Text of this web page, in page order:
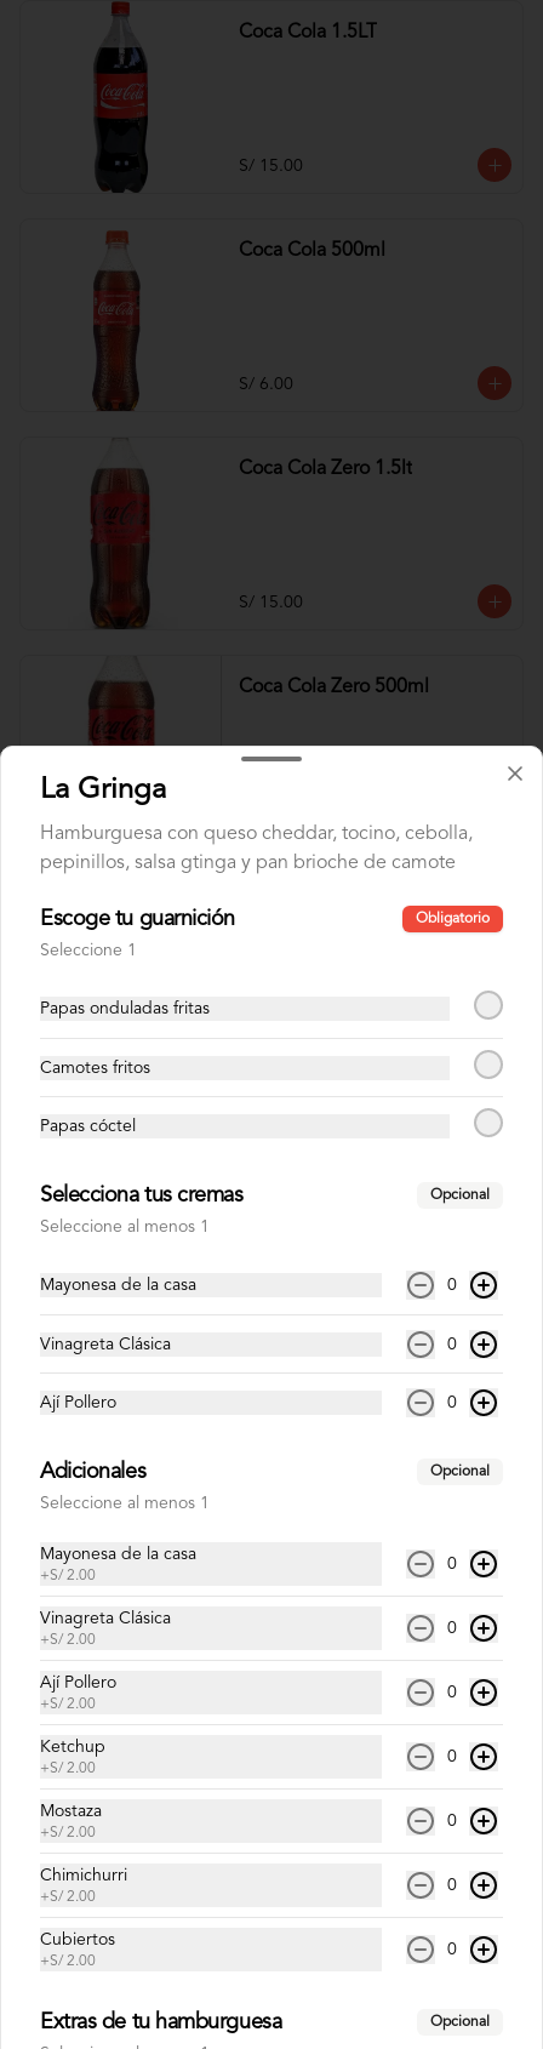
Coca Cola 1.5LT
S/ 15.00
Coca Cola 500ml
S/ 6.00
Coca Cola Zero 1.5lt
S/ 15.00
Coca Cola Zero 500ml
S/ 6.00
S/ 15.00
Inca Kola Zero 500ml
Conócenos
La Gringa
Hamburguesa con queso cheddar, tocino, cebolla,
pepinillos, salsa gtinga y pan brioche de camote
Escoge tu guarnición Obligatorio
Seleccione 1
Papas onduladas fritas
Camotes fritos
Papas cóctel
Selecciona tus cremas Opcional
Seleccione al menos 1
Mayonesa de la casa 0
Vinagreta Clásica 0
Ají Pollero 0
Adicionales Opcional
Seleccione al menos 1
Mayonesa de la casa
+S/ 2.00
0
Vinagreta Clásica
+S/ 2.00
0
Ají Pollero
+S/ 2.00
0
Ketchup
+S/ 2.00
0
Mostaza
+S/ 2.00
0
Chimichurri
+S/ 2.00
0
Cubiertos
+S/ 2.00
0
Extras de tu hamburguesa Opcional